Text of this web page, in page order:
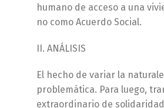
humano de acceso a una
no como Acuerdo Social.
II. ANÁLISIS
El hecho de variar la
problemática. Para luego,
extraordinario de